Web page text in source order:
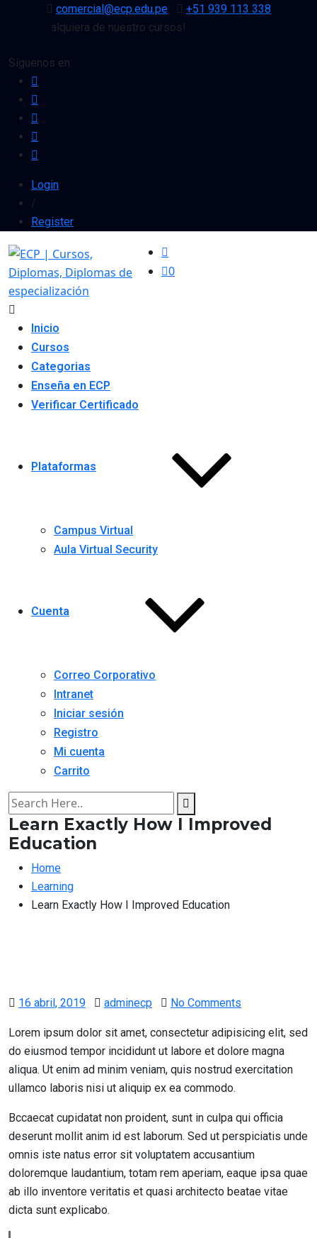
comercial@ecp.edu.pe
+51 939 113 338
cualquiera de nuestro cursos!
Síguenos en:
Login
/
Register
0
Inicio
Cursos
Categorias
Enseña en ECP
Verificar Certificado
Plataformas
Campus Virtual
Aula Virtual Security
Cuenta
Correo Corporativo
Intranet
Iniciar sesión
Registro
Mi cuenta
Carrito
Learn Exactly How I Improved
Education
Home
Learning
Learn Exactly How I Improved Education
Posted
16 abril, 2019 adminecp No Comments
Lorem ipsum dolor sit amet, consectetur adipisicing elit, sed
do eiusmod tempor incididunt ut labore et dolore magna
aliqua. Ut enim ad minim veniam, quis nostrud exercitation
ullamco laboris nisi ut aliquip ex ea commodo.
Bccaecat cupidatat non proident, sunt in culpa qui officia
deserunt mollit anim id est laborum. Sed ut perspiciatis unde
omnis iste natus error sit voluptatem accusantium
doloremque laudantium, totam rem aperiam, eaque ipsa quae
ab illo inventore veritatis et quasi architecto beatae vitae
dicta sunt explicabo.